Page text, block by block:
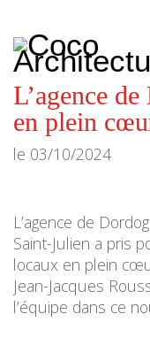
etc.
L’agence
en plein
le 03/10/2024
L’agence de
Saint-Julien a pris
locaux en plein
Jean-Jacques
l’équipe dans ce